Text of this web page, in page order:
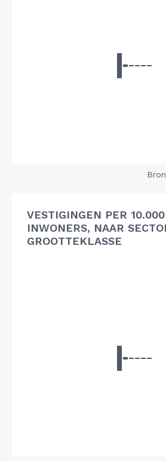
VESTIGINGEN PER 10.000
INWONERS, NAAR
GROOTTEKLASSE